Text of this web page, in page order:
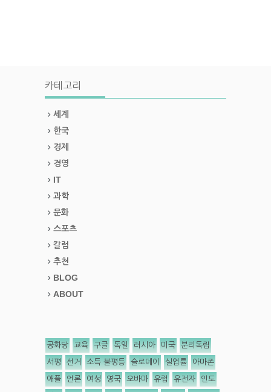
카테고리
세계
한국
경제
경영
IT
과학
문화
스포츠
칼럼
추천
BLOG
ABOUT
공화당 교육 구글 독일 러시아 미국 분리독립
서평 선거 소득 불평등 슬로데이 실업률 아마존
애플 언론 여성 영국 오바마 유럽 유전자 인도